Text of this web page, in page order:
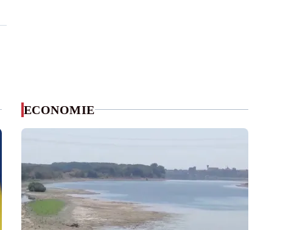
ECONOMIE